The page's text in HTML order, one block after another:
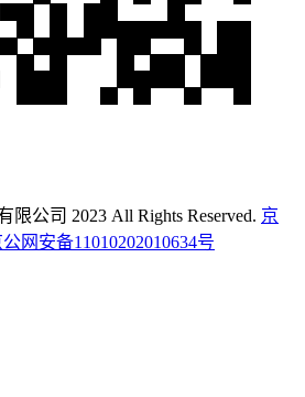
公司 2023 All Rights Reserved. 京
公网安备11010202010634号